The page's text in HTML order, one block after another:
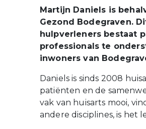
Martijn Daniels is
Gezond Bodegraven.
hulpverleners bestaat
professionals te
inwoners van
Daniels is sinds 2008
patiënten en de
vak van huisarts mooi,
andere disciplines, is het